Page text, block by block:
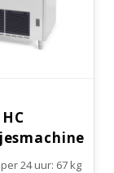
24 uur: 67 kg